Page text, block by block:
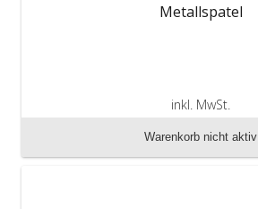
Metallspatel
inkl. MwSt.
zzgl. Versandkosten
Warenkorb nicht aktiv